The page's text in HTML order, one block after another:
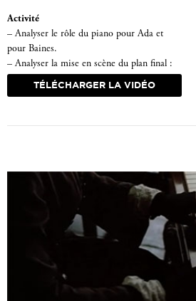
Activité
– Analyser le rôle du piano pour Ada et
pour Baines.
– Analyser la mise en scène du plan final :
mouvements, lumière, cadrages.
TÉLÉCHARGER LA VIDÉO